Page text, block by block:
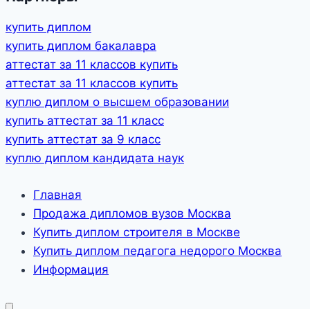
купить диплом
купить диплом бакалавра
аттестат за 11 классов купить
аттестат за 11 классов купить
куплю диплом о высшем образовании
купить аттестат за 11 класс
купить аттестат за 9 класс
куплю диплом кандидата наук
Главная
Продажа дипломов вузов Москва
Купить диплом строителя в Москве
Купить диплом педагога недорого Москва
Информация